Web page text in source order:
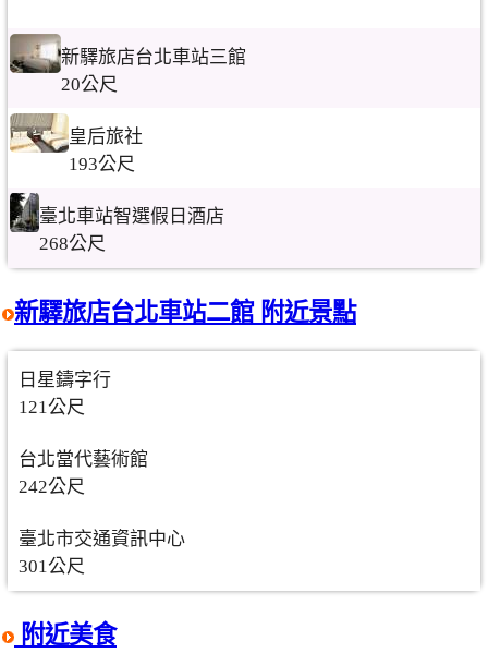
新驛旅店台北車站三館
20公尺
皇后旅社
193公尺
臺北車站智選假日酒店
268公尺
新驛旅店台北車站二館 附近景點
日星鑄字行
121公尺
台北當代藝術館
242公尺
臺北市交通資訊中心
301公尺
附近美食